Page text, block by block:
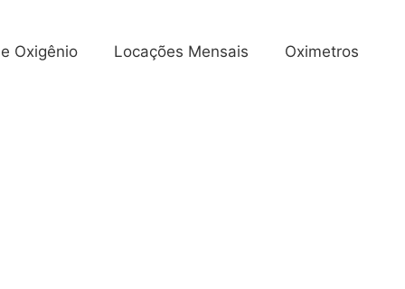
Oxigênio Locações Mensais Oximetros